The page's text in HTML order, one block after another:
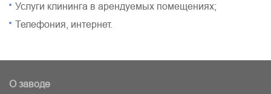
Услуги клининга в арендуемых помещениях;
Телефония, интернет.
О заводе